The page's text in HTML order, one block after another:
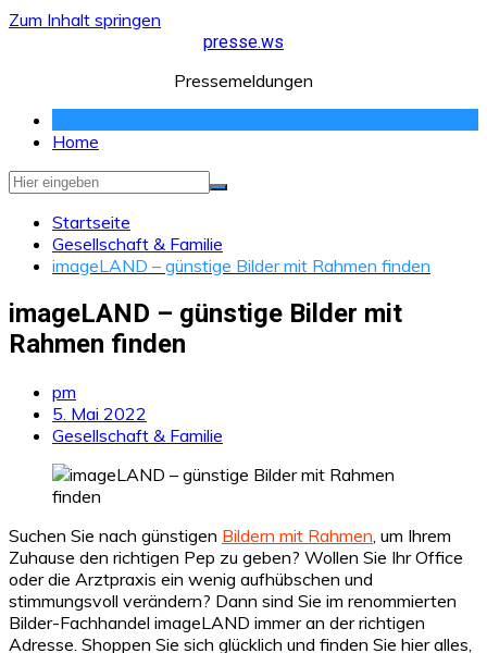
Zum Inhalt springen
presse.ws
Pressemeldungen
Home
Startseite
Gesellschaft & Familie
imageLAND – günstige Bilder mit Rahmen finden
imageLAND – günstige Bilder mit
Rahmen finden
pm
5. Mai 2022
Gesellschaft & Familie
Suchen Sie nach günstigen Bildern mit Rahmen , um Ihrem
Zuhause den richtigen Pep zu geben? Wollen Sie Ihr Office
oder die Arztpraxis ein wenig aufhübschen und
stimmungsvoll verändern? Dann sind Sie im renommierten
Bilder-Fachhandel imageLAND immer an der richtigen
Adresse. Shoppen Sie sich glücklich und finden Sie hier alles,